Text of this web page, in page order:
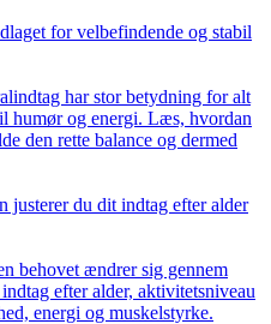
for velbefindende og stabil
har stor betydning for alt
humør og energi. Læs, hvordan
den rette balance og dermed
justerer du dit indtag efter alder
behovet ændrer sig gennem
efter alder, aktivitetsniveau
energi og muskelstyrke.